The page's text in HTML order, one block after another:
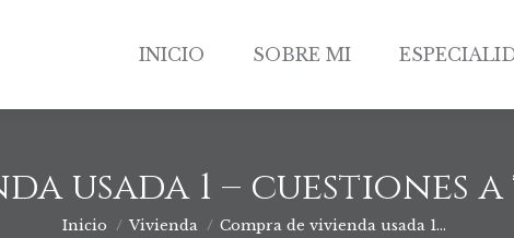
INICIO SOBRE MI
usada 1 – cuestiones
Estás aquí:
Inicio Vivienda Compra de vivienda usada 1…
INICIO SOBRE MI